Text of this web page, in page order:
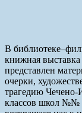
В
книжная
представлен
очерки,
трагедию Чечено-
классов школ №№